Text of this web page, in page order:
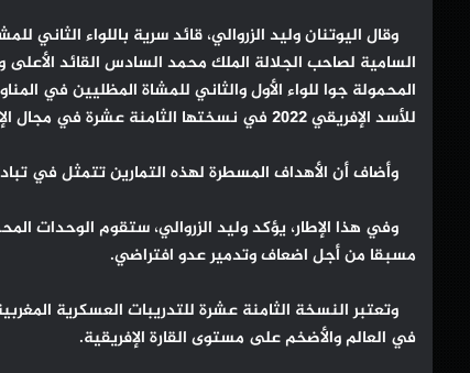
وقال اليوتنان وليد الزروالي، قائد سرية باللواء الثاني
السامية لصاحب الجلالة الملك محمد السادس القائد
المحمولة جوا للواء الأول والثاني للمشاة المظليين في
للأسد الإفريقي 2022 في نسختها الثامنة عشرة في مجال الإنزال العملياتي بالمظلات” .
وأضاف أن الأهداف المسطرة لهذه التمارين تتمثل في
وفي هذا الإطار، يؤكد وليد الزروالي، ستقوم الوحدات
مسبقا من أجل اضعاف وتدمير عدو افتراضي.
في العالم والأضخم على مستوى القارة الإفريقية.